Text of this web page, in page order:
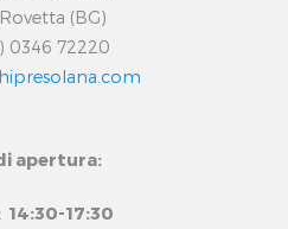
(BG)
0346 72220
apertura:
14:30-17:30